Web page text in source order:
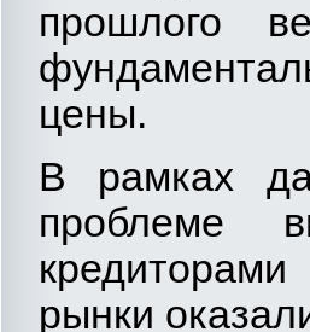
прошлого
цены.
В рамках
проблеме
рынки